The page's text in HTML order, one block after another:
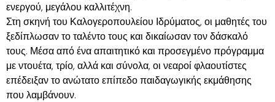
ενεργού, μεγάλου καλλιτέχνη.
Στη σκηνή του Καλογεροπουλείου Ιδρύματος, οι μαθητές του
ξεδίπλωσαν το ταλέντο τους και δικαίωσαν τον δάσκαλό
τους. Μέσα από ένα απαιτητικό και προσεγμένο πρόγραμμα
με ντουέτα, τρίο, αλλά και σύνολα, οι νεαροί φλαουτίστες
επέδειξαν το ανώτατο επίπεδο παιδαγωγικής εκμάθησης
που λαμβάνουν.